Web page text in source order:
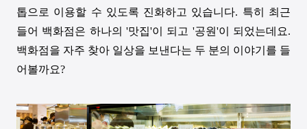
톱으로 이용할 수 있도록 진화하고 있습니다. 특히 최근
들어 백화점은 하나의 '맛집'이 되고 '공원'이 되었는데요.
백화점을 자주 찾아 일상을 보낸다는 두 분의 이야기를 들
어볼까요?